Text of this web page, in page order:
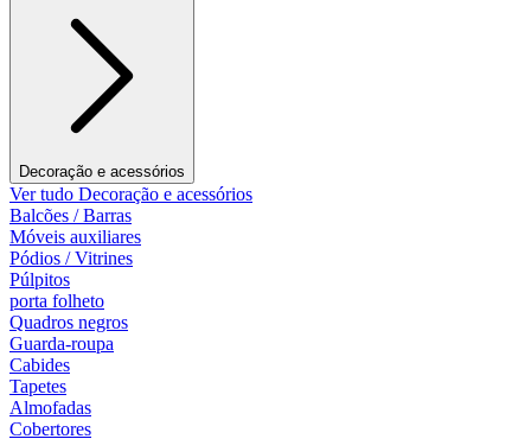
Decoração e acessórios
Ver tudo Decoração e acessórios
Balcões / Barras
Móveis auxiliares
Pódios / Vitrines
Púlpitos
porta folheto
Quadros negros
Guarda-roupa
Cabides
Tapetes
Almofadas
Cobertores